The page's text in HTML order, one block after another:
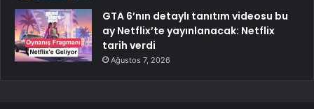
GTA 6’nın detaylı tanıtım videosu bu
ay Netflix’te yayınlanacak: Netflix
tarih verdi
Ağustos 7, 2026